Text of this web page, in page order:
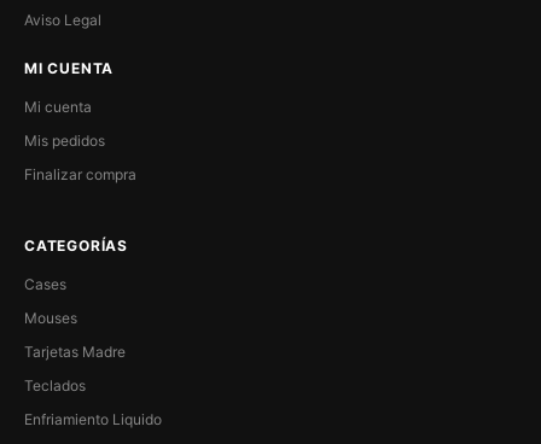
Aviso Legal
MI CUENTA
Mi cuenta
Mis pedidos
Finalizar compra
CATEGORÍAS
Cases
Mouses
Tarjetas Madre
Teclados
Enfriamiento Liquido